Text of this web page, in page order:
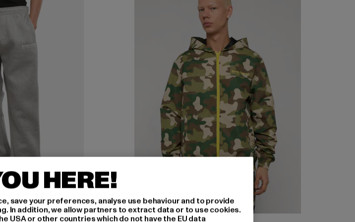
HERE!
save your preferences, analyse use behaviour and to provide
In addition, we allow partners to extract data or to use cookies.
USA or other countries which do not have the EU data